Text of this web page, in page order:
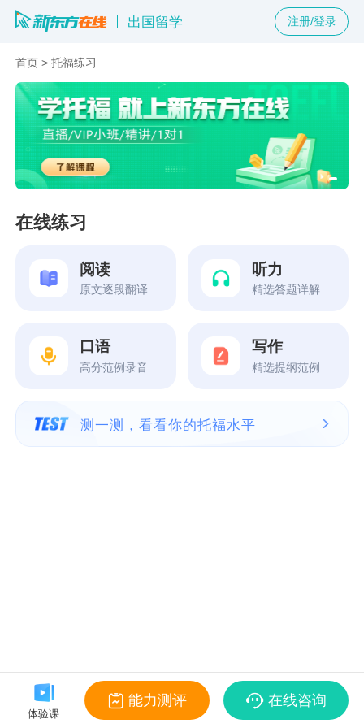
出国留学 注册/登录
首页 >托福练习
在线练习
阅读
原文逐段翻译
听力
精选答题详解
口语
高分范例录音
写作
精选提纲范例
测一测，看看你的托福水平
体验课
能力测评 在线咨询